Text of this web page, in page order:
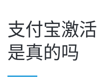
支付宝激
是真的吗